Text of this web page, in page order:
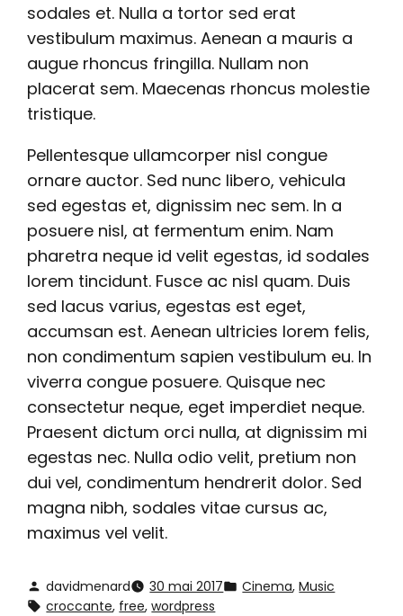
sodales et. Nulla a tortor sed erat
vestibulum maximus. Aenean a mauris a
augue rhoncus fringilla. Nullam non
placerat sem. Maecenas rhoncus molestie
tristique.
Pellentesque ullamcorper nisl congue
ornare auctor. Sed nunc libero, vehicula
sed egestas et, dignissim nec sem. In a
posuere nisl, at fermentum enim. Nam
pharetra neque id velit egestas, id sodales
lorem tincidunt. Fusce ac nisl quam. Duis
sed lacus varius, egestas est eget,
accumsan est. Aenean ultricies lorem felis,
non condimentum sapien vestibulum eu. In
viverra congue posuere. Quisque nec
consectetur neque, eget imperdiet neque.
Praesent dictum orci nulla, at dignissim mi
egestas nec. Nulla odio velit, pretium non
dui vel, condimentum hendrerit dolor. Sed
magna nibh, sodales vitae cursus ac,
maximus vel velit.
davidmenard 30 mai 2017 Cinema, Music
croccante, free, wordpress